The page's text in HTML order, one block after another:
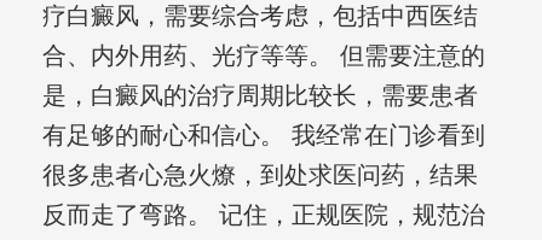
疗白癜风，需要综合考虑，包括中西医结
合、内外用药、光疗等等。 但需要注意的
是，白癜风的治疗周期比较长，需要患者
有足够的耐心和信心。 我经常在门诊看到
很多患者心急火燎，到处求医问药，结果
反而走了弯路。 记住，正规医院，规范治